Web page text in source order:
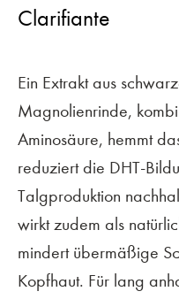
Clarifiante
Ein Extrakt aus
Magnolienrinde,
Aminosäure, hemmt
reduziert die DHT-
Talgproduktion
wirkt zudem als
mindert übermäßige
Kopfhaut. Für lang